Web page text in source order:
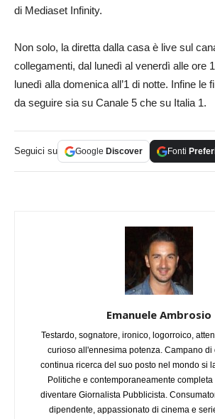
di Mediaset Infinity.
Non solo, la diretta dalla casa è live sul
collegamenti, dal lunedì al venerdì alle ore
lunedì alla domenica all’1 di notte. Infine le
da seguire sia su Canale 5 che su Italia 1.
Seguici su Google Discover Fonti
Emanuele Ambrosio
Testardo, sognatore, ironico, logorroico,
curioso all'ennesima potenza. Campano di
continua ricerca del suo posto nel mondo si
Politiche e contemporaneamente
diventare Giornalista Pubblicista.
dipendente, appassionato di cinema e